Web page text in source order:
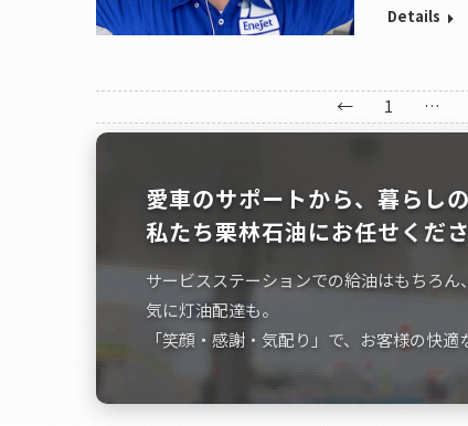
Details
← 1 …
愛車のサポートから、暮らし
私たち栗林石油にお任せくださ
サービスステーションでの給油はもちろ
気に灯油配達も。
「笑顔・感謝・気配り」で、お客様の快適